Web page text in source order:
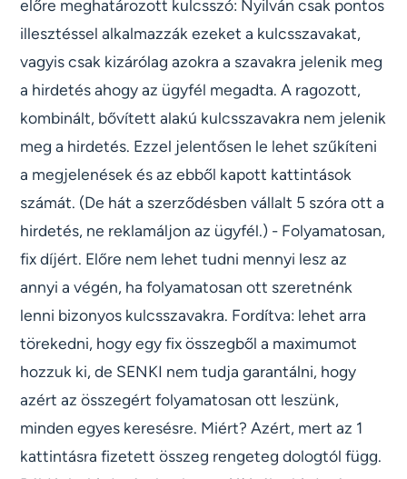
előre meghatározott kulcsszó: Nyilván csak pontos
illesztéssel alkalmazzák ezeket a kulcsszavakat,
vagyis csak kizárólag azokra a szavakra jelenik meg
a hirdetés ahogy az ügyfél megadta. A ragozott,
kombinált, bővített alakú kulcsszavakra nem jelenik
meg a hirdetés. Ezzel jelentősen le lehet szűkíteni
a megjelenések és az ebből kapott kattintások
számát. (De hát a szerződésben vállalt 5 szóra ott a
hirdetés, ne reklamáljon az ügyfél.) - Folyamatosan,
fix díjért. Előre nem lehet tudni mennyi lesz az
annyi a végén, ha folyamatosan ott szeretnénk
lenni bizonyos kulcsszavakra. Fordítva: lehet arra
törekedni, hogy egy fix összegből a maximumot
hozzuk ki, de SENKI nem tudja garantálni, hogy
azért az összegért folyamatosan ott leszünk,
minden egyes keresésre. Miért? Azért, mert az 1
kattintásra fizetett összeg rengeteg dologtól függ.